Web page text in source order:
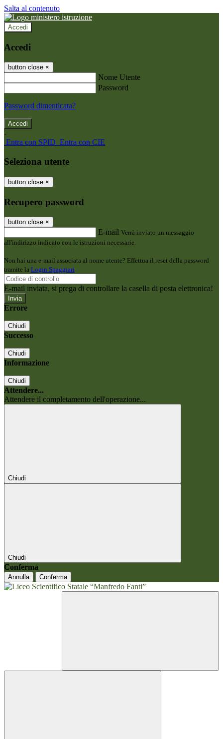
Salta al contenuto
Accedi
Accedi
button close ×
Nome Utente
Password
Password dimenticata?
-
Entra con SPID Entra con CIE
Seleziona utente
button close ×
Recupero password
button close ×
E-mail Verrà inviato un messaggio
all'indirizzo indicato con le istruzioni necessarie.
Non hai una e-mail associata al nome utente? Effettua il reset della password
tramite la Login Spaggiari
E-mail inviata, si prega di controllare la casella di posta elettronica!
Errore
Chiudi
Successo
Chiudi
Informazione
Chiudi
Attendere...
Attendere il completamento dell'operazione...
Chiudi
Chiudi
Conferma
Annulla Conferma